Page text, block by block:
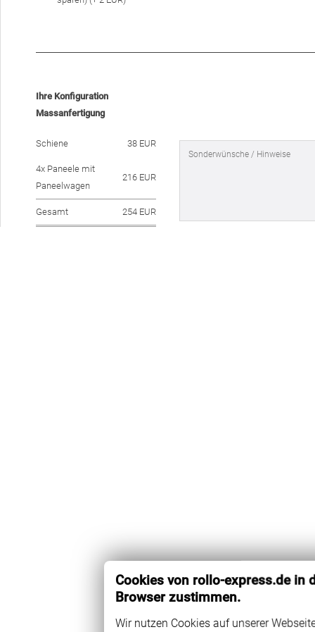
Ihre Konfiguration
Massanfertigung
Schiene 38 EUR
4x Paneele mit
Paneelwagen
216 EUR
Gesamt 254 EUR
Cookies von rollo-express.de in
Browser zustimmen.
Wir nutzen Cookies auf unserer